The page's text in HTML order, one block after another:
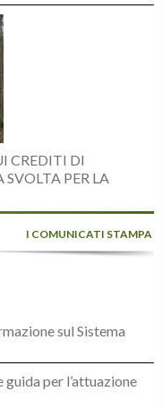
CREDITI DI
PER LA
I COMUNICATI STAMPA
sul Sistema
per l’attuazione